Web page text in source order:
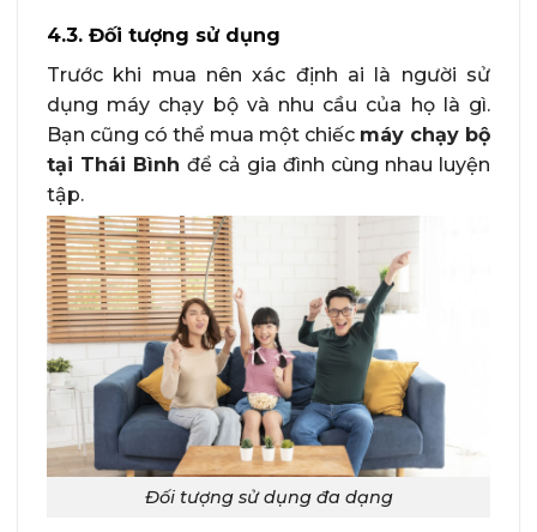
4.3. Đối tượng sử dụng
Trước khi mua nên xác định ai là người sử
dụng máy chạy bộ và nhu cầu của họ là gì.
Bạn cũng có thể mua một chiếc máy chạy bộ
tại Thái Bình để cả gia đình cùng nhau luyện
tập.
Đối tượng sử dụng đa dạng